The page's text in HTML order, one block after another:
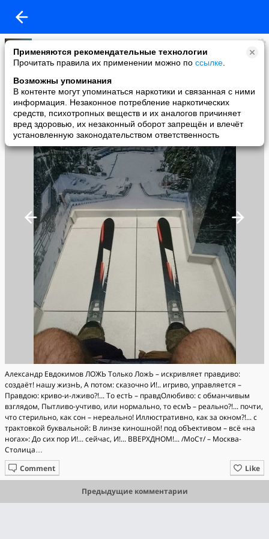
Применяются рекомендательные технологии
Прочитать правила их применении можно по ссылке
Возможны упоминания
В контенте могут упоминаться наркотики и связанная с ними
информация. Незаконное потребление наркотических
средств, психотропных веществ и их аналогов причиняет
вред здоровью, их незаконный оборот запрещён и влечёт
установленную законодательством ответственность
Александр Евдокимов
added a photo
10 Mar в 14:35
Александр Евдокимов ЛОЖЬ Только ЛожЬ – искривляет правдиво:
создаёт! нашу жизнЬ, А потом: сказочно И!.. игриво, управляется –
Правдою: криво-и-лживо?!... То естЬ – правдОлюбиво: с обманчивым
взглядом, Пытливо-учтиво, или нормально, то есмЪ – реально?!... почти,
что стерильно, как сон – нереально! Иллюстративно, как за окном?!... с
трактовкой буквальной: В линзе киношной! под обЪективом – всё «на
ногах»: До сих пор И!... сейчас, И!... ВВЕРХДНОМ!... /МоСт/ – Москва-
Столица…
Like
Comment
Предыдущие комментарии